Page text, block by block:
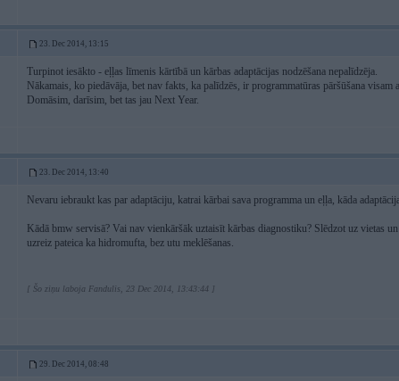
23. Dec 2014, 13:15
Turpinot iesākto - eļļas līmenis kārtībā un kārbas adaptācijas nodzēšana nepalīdzēja.
Nākamais, ko piedāvāja, bet nav fakts, ka palīdzēs, ir programmatūras pāršūšana visam
Domāsim, darīsim, bet tas jau Next Year.
23. Dec 2014, 13:40
Nevaru iebraukt kas par adaptāciju, katrai kārbai sava programma un eļļa, kāda
Kādā bmw servisā? Vai nav vienkāršāk uztaisīt kārbas diagnostiku? Slēdzot uz vietas
uzreiz pateica ka hidromufta, bez utu meklēšanas.
[ Šo ziņu laboja Fandulis, 23 Dec 2014, 13:43:44 ]
29. Dec 2014, 08:48